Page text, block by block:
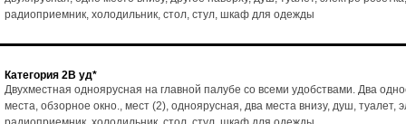
радиоприемник, холодильник, стол, стул, шкаф для одежды
Категория 2В уд*
Двухместная одноярусная на главной палубе со всеми удобствами. Два
места, обзорное окно., мест (2), одноярусная, два места внизу, душ, туалет,